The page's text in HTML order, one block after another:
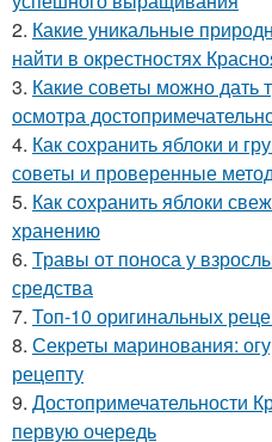
2. Какие уникальные
найти в окрестностях
3. Какие советы можно дать
осмотра
4. Как сохранить яблоки и
советы и проверенные
5. Как сохранить яблоки
хранению
6. Травы от поноса у
средства
7. Топ-10 оригинальных
8. Секреты маринования:
рецепту
9. Достопримечательности
первую очередь